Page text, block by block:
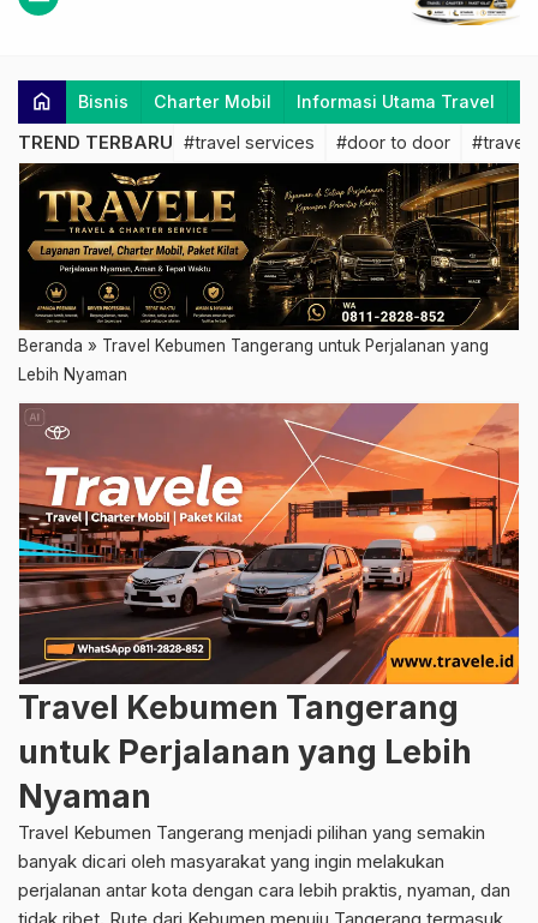
home Bisnis Charter Mobil Informasi Utama Travel
TREND TERBARU #travel services #door to door #travel
Beranda » Travel Kebumen Tangerang untuk Perjalanan yang
Lebih Nyaman
Travel Kebumen Tangerang
untuk Perjalanan yang Lebih
Nyaman
Travel Kebumen Tangerang menjadi pilihan yang semakin
banyak dicari oleh masyarakat yang ingin melakukan
perjalanan antar kota dengan cara lebih praktis, nyaman, dan